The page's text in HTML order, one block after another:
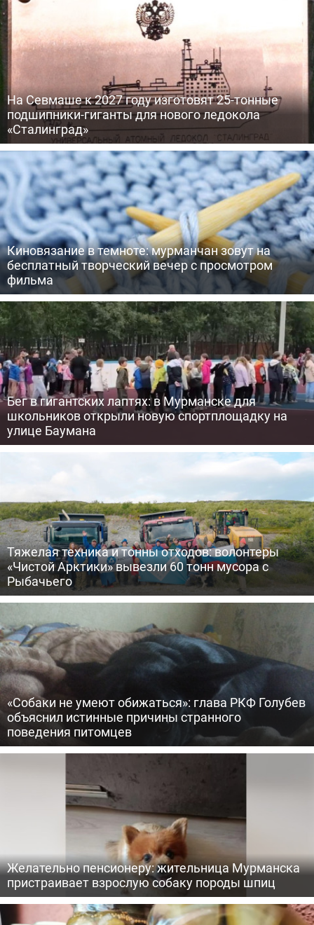
На Севмаше к 2027 году изготовят 25-тонные
подшипники-гиганты для нового ледокола
«Сталинград»
Киновязание в темноте: мурманчан зовут на
бесплатный творческий вечер с просмотром
фильма
Бег в гигантских лаптях: в Мурманске для
школьников открыли новую спортплощадку на
улице Баумана
Тяжелая техника и тонны отходов: волонтеры
«Чистой Арктики» вывезли 60 тонн мусора с
Рыбачьего
«Собаки не умеют обижаться»: глава РКФ Голубев
объяснил истинные причины странного
поведения питомцев
Желательно пенсионеру: жительница Мурманска
пристраивает взрослую собаку породы шпиц